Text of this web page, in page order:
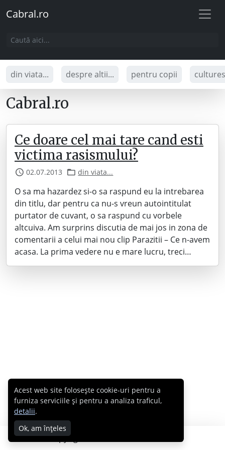
Cabral.ro
din viata... despre altii... pentru copii
Cabral.ro
Ce doare cel mai tare cand esti
victima rasismului?
02.07.2013 din viata...
O sa ma hazardez si-o sa raspund eu la intrebarea
din titlu, dar pentru ca nu-s vreun autointitulat
purtator de cuvant, o sa raspund cu vorbele
altcuiva. Am surprins discutia de mai jos in zona de
comentarii a celui mai nou clip Parazitii – Ce n-avem
acasa. La prima vedere nu e mare lucru, treci…
Copyright © 2007 - 2026 Cabral.ro
Acest web site folosește cookie-uri pentru a
furniza serviciile și pentru a analiza traficul,
detalii.
Ok, am înțeles